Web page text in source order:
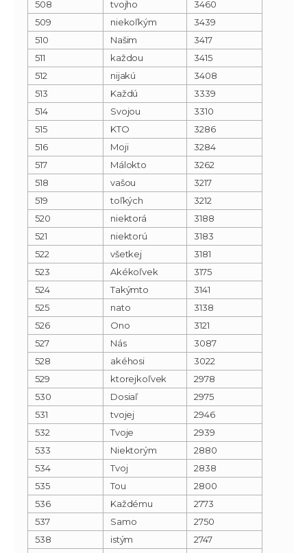
508
tvojho
3460
509
niekoľkým
3439
510
Našim
3417
511
každou
3415
512
nijakú
3408
513
Každú
3339
514
Svojou
3310
515
KTO
3286
516
Moji
3284
517
Málokto
3262
518
vašou
3217
519
toľkých
3212
520
niektorá
3188
521
niektorú
3183
522
všetkej
3181
523
Akékoľvek
3175
524
Takýmto
3141
525
nato
3138
526
Ono
3121
527
Nás
3087
528
akéhosi
3022
529
ktorejkoľvek
2978
530
Dosiaľ
2975
531
tvojej
2946
532
Tvoje
2939
533
Niektorým
2880
534
Tvoj
2838
535
Tou
2800
536
Každému
2773
537
Samo
2750
538
istým
2747